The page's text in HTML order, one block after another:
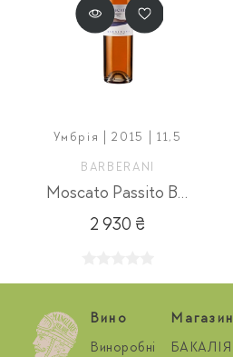
Умбрія | 2015 | 11,5
BARBERANI
Moscato Passito Bianco
2 930 ₴
Вино
Виноробні
Магазин
БАКАЛІЯ